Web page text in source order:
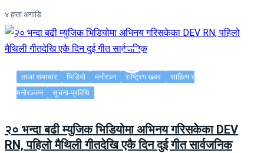
४ हप्ता अगाडि
ताजा समाचार भिडियो मनोरञ्न राष्ट्रिय खबर
साहित्य र
मनोरञ्जन
सूचना-प्रविधि
२० भन्दा बढी म्युजिक भिडियोमा अभिनय गरिसकेका DEV
RN, पहिलो मैथिली गीतदेखि एकै दिन दुई गीत सार्वजनिक